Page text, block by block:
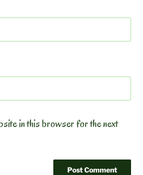
in this browser for the next